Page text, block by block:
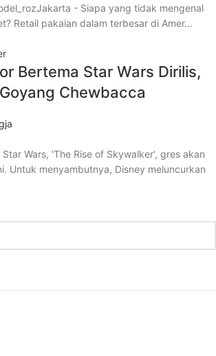
- Siapa yang tidak mengenal
Retail pakaian dalam terbesar di Amer...
Bertema Star Wars Dirilis,
Chewbacca
Wars, 'The Rise of Skywalker', gres akan
Untuk menyambutnya, Disney meluncurkan